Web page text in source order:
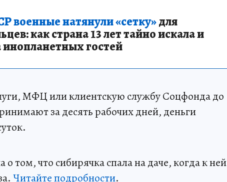
военные натянули «сетку»для
как страна 13 лет тайно искала и
инопланетных гостей
МФЦ или клиентскую службу Соцфонда до
за десять рабочих дней, деньги
том, что сибирячка спала на даче, когда к ней
Читайте подробности.